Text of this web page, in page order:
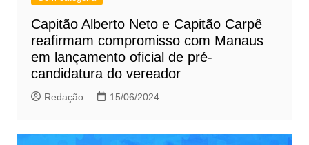
Capitão Alberto Neto e Capitão Carpê
reafirmam compromisso com Manaus
em lançamento oficial de pré-
candidatura do vereador
Redação 15/06/2024